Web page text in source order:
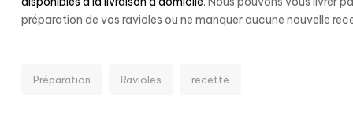
préparation de vos ravioles ou ne manquer aucune nouvelle
Préparation Ravioles recette